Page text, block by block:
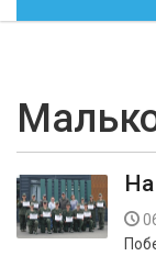
ОБЩЕСТВО
ЭКОНОМИКА
КУЛЬТУРА